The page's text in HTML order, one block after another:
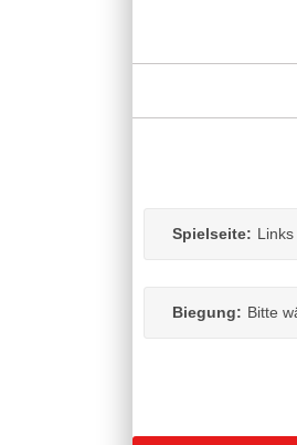
Spielseite: Links
Biegung: Bitte